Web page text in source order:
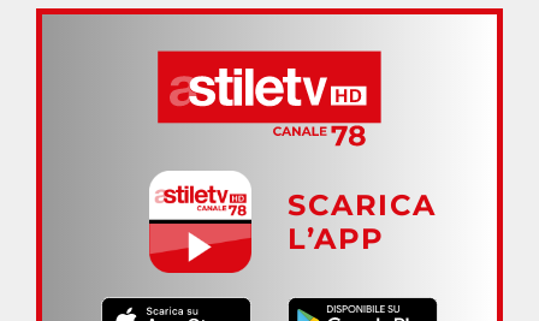
SCARICA
L’APP